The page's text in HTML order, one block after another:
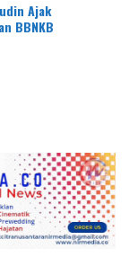
Ajak
BBNKB